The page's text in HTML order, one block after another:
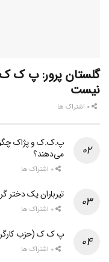
گلستان پرور: پ ک
نیست
پ.ک.ک و پژاک
می‌دهند؟
تیرباران یک
پ ک ک (حزب